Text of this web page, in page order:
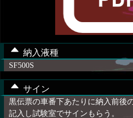
納入液種
SF500S
サイン
黒伝票の車番下あたりに納入前後
記入し試験室でサインもらう。